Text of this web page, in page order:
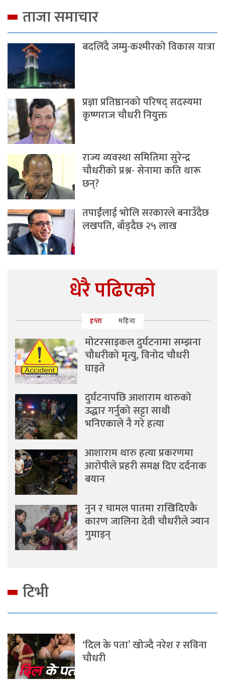
ताजा समाचार
बदलिँदै जम्मु-कश्मीरको विकास यात्रा
प्रज्ञा प्रतिष्ठानको परिषद् सदस्यमा
कृष्णराज चौधरी नियुक्त
राज्य व्यवस्था समितिमा सुरेन्द्र
चौधरीको प्रश्न- सेनामा कति थारू
छन्?
तपाईंलाई भोलि सरकारले बनाउँदैछ
लखपति, बाँड्दैछ २५ लाख
धेरै पढिएको
हप्ता महिना
मोटरसाइकल दुर्घटनामा सम्झना
चौधरीको मृत्यु, विनोद चौधरी
घाइते
दुर्घटनापछि आशाराम थारुको
उद्धार गर्नुको सट्टा साथी
भनिएकाले नै गरे हत्या
आशाराम थारु हत्या प्रकरणमा
आरोपीले प्रहरी समक्ष दिए दर्दनाक
बयान
नुन र चामल पातमा राखिदिएकै
कारण जालिना देवी चौधरीले ज्यान
गुमाइन्
टिभी
‘दिल के पता’ खोज्दै नरेश र सविना
चौधरी